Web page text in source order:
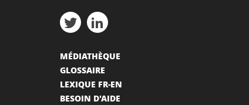
MÉDIATHÈQUE
GLOSSAIRE
LEXIQUE FR-EN
BESOIN D'AIDE